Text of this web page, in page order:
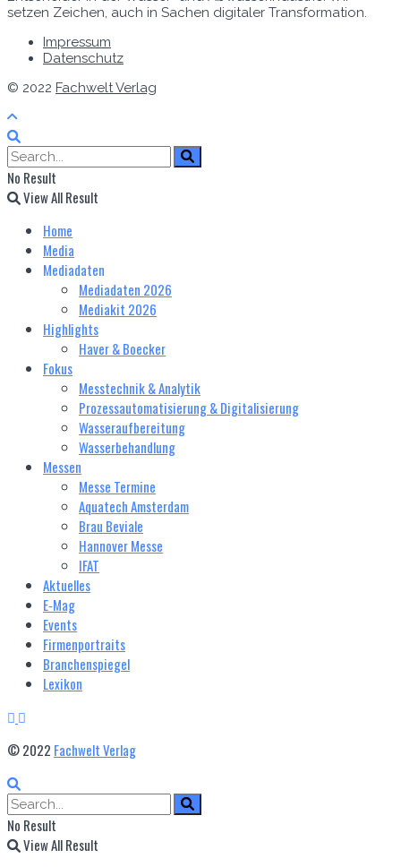
setzen Zeichen, auch in Sachen digitaler Transformation.
Impressum
Datenschutz
© 2022 Fachwelt Verlag
No Result
View All Result
Home
Media
Mediadaten
Mediadaten 2026
Mediakit 2026
Highlights
Haver & Boecker
Fokus
Messtechnik & Analytik
Prozessautomatisierung & Digitalisierung
Wasseraufbereitung
Wasserbehandlung
Messen
Messe Termine
Aquatech Amsterdam
Brau Beviale
Hannover Messe
IFAT
Aktuelles
E‑Mag
Events
Firmenportraits
Branchenspiegel
Lexikon
© 2022 Fachwelt Verlag
No Result
View All Result